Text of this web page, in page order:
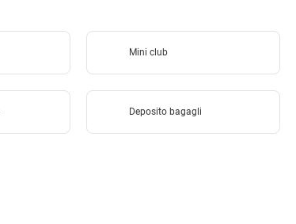
Mini club
Deposito bagagli